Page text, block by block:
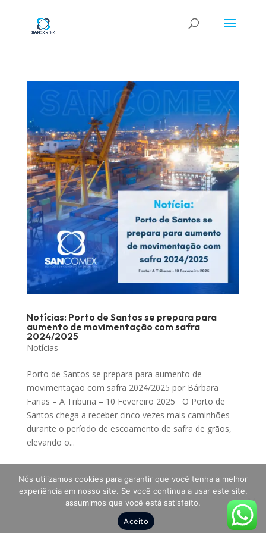
Notícias: Porto de Santos se prepara para
aumento de movimentação com safra
2024/2025
Notícias
Porto de Santos se prepara para aumento de
movimentação com safra 2024/2025 por Bárbara
Farias – A Tribuna – 10 Fevereiro 2025 O Porto de
Santos chega a receber cinco vezes mais caminhões
durante o período de escoamento de safra de grãos,
elevando o...
Todos os direitos reservados a SANCOMEX Soluções
em Comércio Exterior - 2025
Nós utilizamos cookies para garantir que você tenha a melhor
experiência em nosso site. Se você continua a usar este site,
assumimos que você está satisfeito.
Aceito